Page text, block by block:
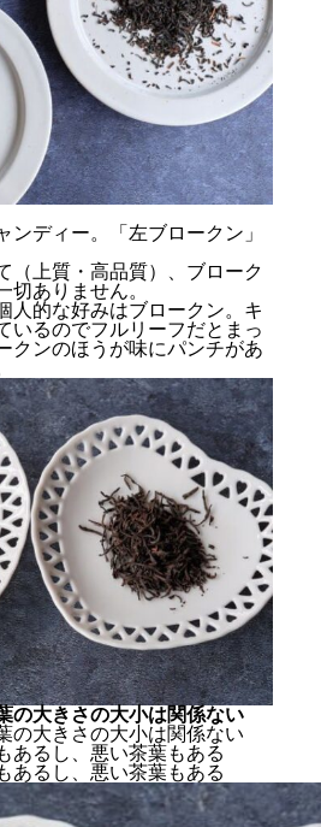
ディー。「左ブロークン」
（上質・高品質）、ブローク
切ありません。
人的な好みはブロークン。キ
いるのでフルリーフだとまっ
クンのほうが味にパンチがあ
の大きさの大小は関係ない
の大きさの大小は関係ない
あるし、悪い茶葉もある
あるし、悪い茶葉もある